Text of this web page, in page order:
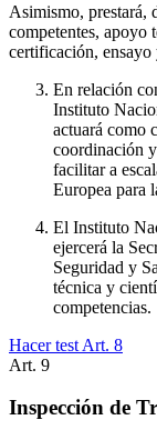
Asimismo, prestará,
competentes, apoyo
certificación, ensayo
En relación
Instituto
actuará como
coordinación
facilitar a
Europea para
El Instituto
ejercerá la
Seguridad y
técnica y
competencias.
Hacer test Art. 8
Art. 9
Inspección de